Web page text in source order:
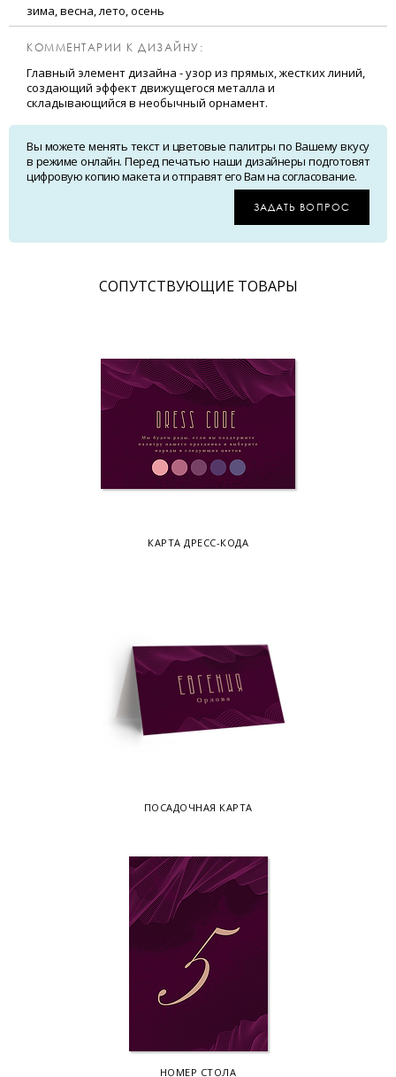
зима, весна, лето, осень
КОММЕНТАРИИ К ДИЗАЙНУ:
Главный элемент дизайна - узор из прямых, жестких линий,
создающий эффект движущегося металла и
складывающийся в необычный орнамент.
Вы можете менять текст и цветовые палитры по Вашему вкусу
в режиме онлайн. Перед печатью наши дизайнеры подготовят
цифровую копию макета и отправят его Вам на согласование.
ЗАДАТЬ ВОПРОС
CОПУТСТВУЮЩИЕ ТОВАРЫ
КАРТА ДРЕСС-КОДА
ПОСАДОЧНАЯ КАРТА
НОМЕР СТОЛА